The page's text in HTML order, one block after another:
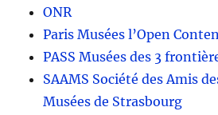
ONR
Paris Musées l’Open
PASS Musées des 3
SAAMS Société des Amis
Musées de Strasbourg